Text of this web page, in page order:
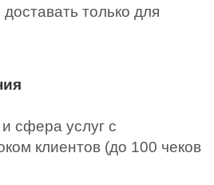
только для
сфера услуг с
клиентов (до 100 чеков